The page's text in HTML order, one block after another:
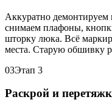
Аккуратно
снимаем плафоны,
шторку люка. Всё
места. Старую обшивку
03Этап 3
Раскрой и